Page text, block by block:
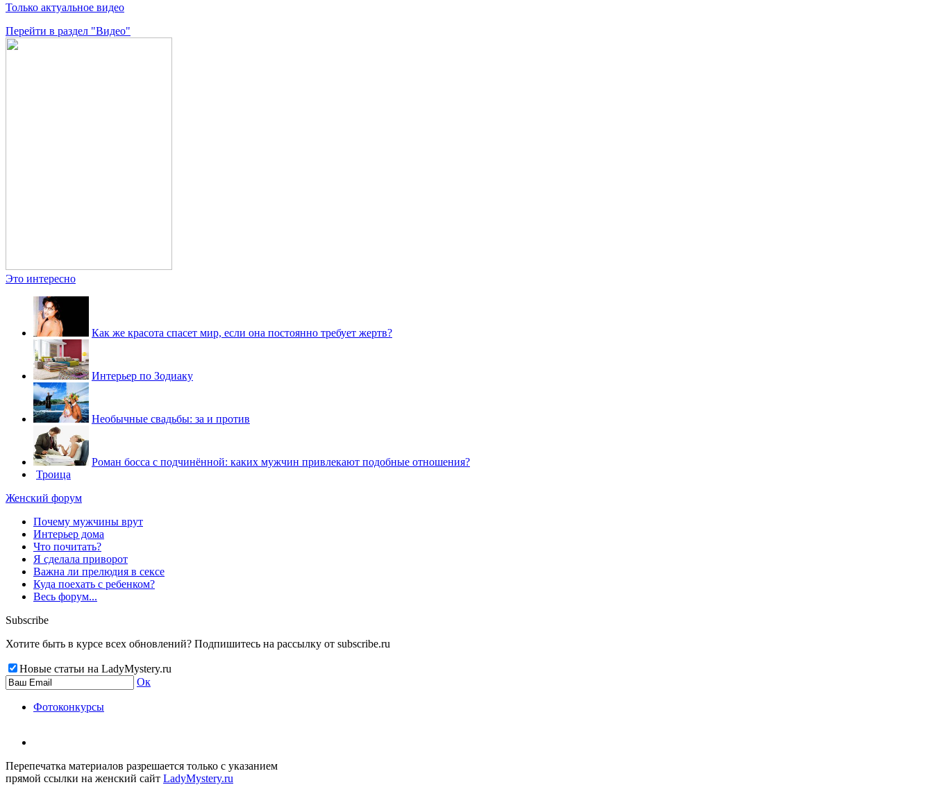
Только актуальное видео
Перейти в раздел "Видео"
Это интересно
Как же красота спасет мир, если она постоянно требует жертв?
Интерьер по Зодиаку
Необычные свадьбы: за и против
Роман босса с подчинённой: каких мужчин привлекают подобные отношения?
Троица
Женский форум
Почему мужчины врут
Интерьер дома
Что почитать?
Я сделала приворот
Важна ли прелюдия в сексе
Куда поехать с ребенком?
Весь форум...
Subscribe
Хотите быть в курсе всех обновлений? Подпишитесь на рассылку от subscribe.ru
Новые статьи на LadyMystery.ru
Ок
Фотоконкурсы
Перепечатка материалов разрешается только с указанием
прямой ссылки на женский сайт LadyMystery.ru